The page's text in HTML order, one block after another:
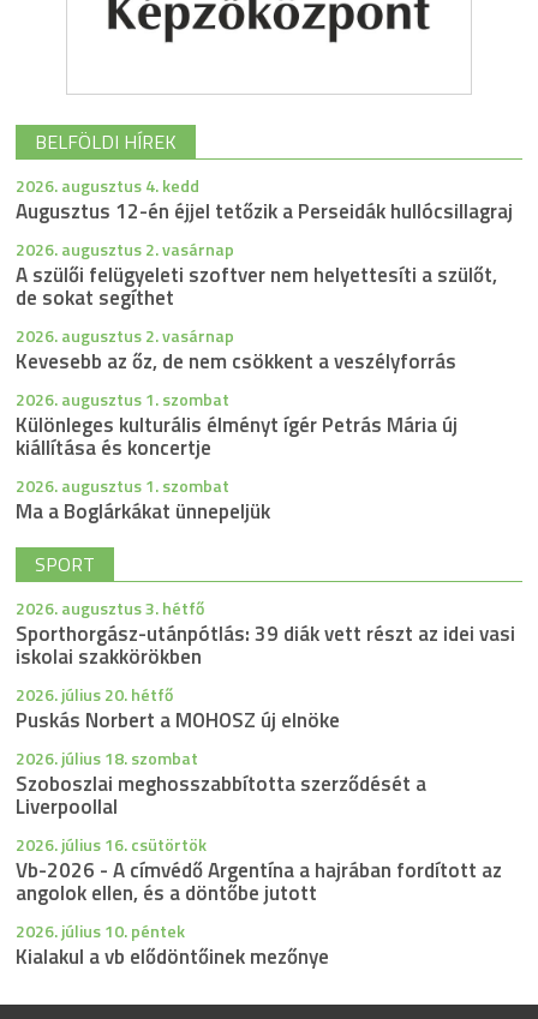
BELFÖLDI HÍREK
2026. augusztus 4. kedd
Augusztus 12-én éjjel tetőzik a Perseidák hullócsillagraj
2026. augusztus 2. vasárnap
A szülői felügyeleti szoftver nem helyettesíti a szülőt,
de sokat segíthet
2026. augusztus 2. vasárnap
Kevesebb az őz, de nem csökkent a veszélyforrás
2026. augusztus 1. szombat
Különleges kulturális élményt ígér Petrás Mária új
kiállítása és koncertje
2026. augusztus 1. szombat
Ma a Boglárkákat ünnepeljük
SPORT
2026. augusztus 3. hétfő
Sporthorgász-utánpótlás: 39 diák vett részt az idei vasi
iskolai szakkörökben
2026. július 20. hétfő
Puskás Norbert a MOHOSZ új elnöke
2026. július 18. szombat
Szoboszlai meghosszabbította szerződését a
Liverpoollal
2026. július 16. csütörtök
Vb-2026 - A címvédő Argentína a hajrában fordított az
angolok ellen, és a döntőbe jutott
2026. július 10. péntek
Kialakul a vb elődöntőinek mezőnye